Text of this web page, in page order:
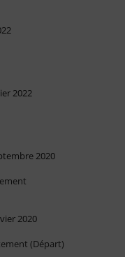
2022
2020
2020
(Départ)